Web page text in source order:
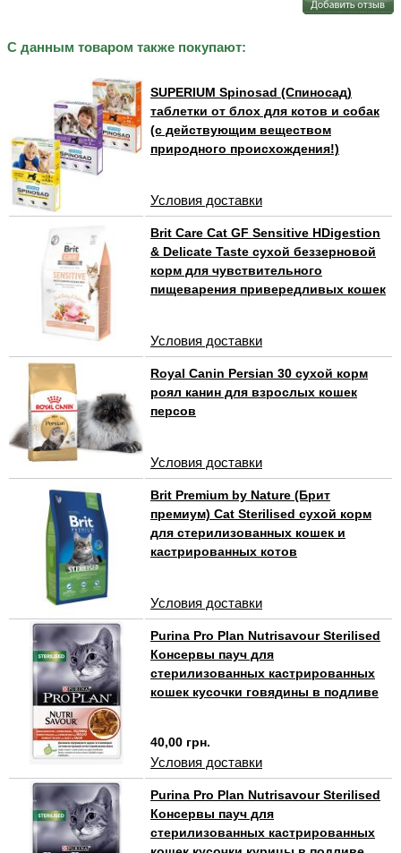
С данным товаром также покупают:
SUPERIUM Spinosad (Спиносад)
таблетки от блох для котов и собак
(с действующим веществом
природного происхождения!)
Условия доставки
Brit Care Cat GF Sensitive HDigestion
& Delicate Taste сухой беззерновой
корм для чувствительного
пищеварения привередливых кошек
Условия доставки
Royal Canin Persian 30 сухой корм
роял канин для взрослых кошек
персов
Условия доставки
Brit Premium by Nature (Брит
премиум) Cat Sterilised сухой корм
для стерилизованных кошек и
кастрированных котов
Условия доставки
Purina Pro Plan Nutrisavour Sterilised
Консервы пауч для
стерилизованных кастрированных
кошек кусочки говядины в подливе
40,00 грн.
Условия доставки
Purina Pro Plan Nutrisavour Sterilised
Консервы пауч для
стерилизованных кастрированных